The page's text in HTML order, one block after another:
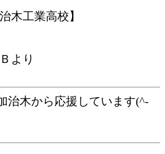
治木工業高校】
より
治木から応援しています(^-